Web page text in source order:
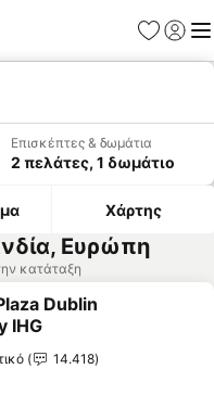
Επισκέπτες & δωμάτια
2 πελάτες, 1 δωμάτιο
Χάρτης
Ευρώπη
κατάταξη
στα αγαπημένα
Dublin
IHG
14.418